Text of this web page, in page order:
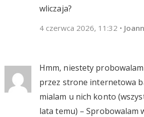
wliczaja?
4 czerwca 2026, 11:32 •
Hmm, niestety
przez strone internetowa
mialam u nich konto
lata temu) – Sprobowalam